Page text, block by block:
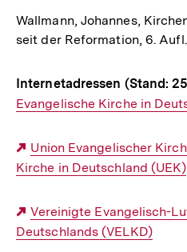
Wallmann, Johannes,
seit der Reformation, 6.
Internetadressen (Stand:
Evangelische Kirche in
Externer
Link:
Union Evangelischer
Kirche in Deutschland (UEK)
Externer
Link:
Vereinigte Evangelisch-
Deutschlands (VELKD)